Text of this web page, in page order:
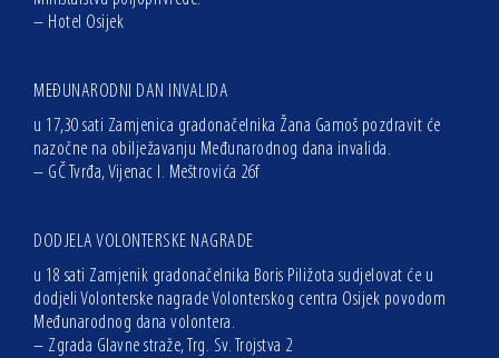
– Hotel Osijek
MEĐUNARODNI DAN INVALIDA
u 17,30 sati Zamjenica gradonačelnika Žana Gamoš pozdravit će
nazočne na obilježavanju Međunarodnog dana invalida.
– GČ Tvrđa, Vijenac I. Meštrovića 26f
DODJELA VOLONTERSKE NAGRADE
u 18 sati Zamjenik gradonačelnika Boris Piližota sudjelovat će u
dodjeli Volonterske nagrade Volonterskog centra Osijek povodom
Međunarodnog dana volontera.
– Zgrada Glavne straže, Trg. Sv. Trojstva 2